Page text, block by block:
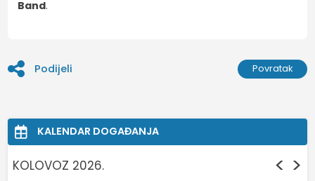
Band.
Podijeli Povratak
KALENDAR DOGAĐANJA
KOLOVOZ 2026. < >